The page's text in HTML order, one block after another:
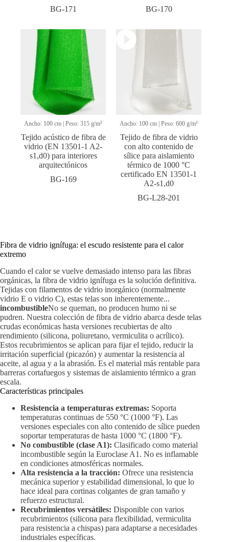
BG-171
BG-170
Ancho: 100 cm | Peso: 315 g/m²
Tejido acústico de fibra de
vidrio (EN 13501-1 A2-
s1,d0) para interiores
arquitectónicos
BG-169
Ancho: 100 cm | Peso: 600 g/m²
Tejido de fibra de vidrio
con alto contenido de
sílice para aislamiento
térmico de 1000 °C
certificado EN 13501-1
A2-s1,d0
BG-L28-201
Fibra de vidrio ignífuga: el escudo resistente para el calor
extremo
Cuando el calor se vuelve demasiado intenso para las fibras
orgánicas, la fibra de vidrio ignífuga es la solución definitiva.
Tejidas con filamentos de vidrio inorgánico (normalmente
vidrio E o vidrio C), estas telas son inherentemente...
incombustibleNo se queman, no producen humo ni se
pudren. Nuestra colección de fibra de vidrio abarca desde telas
crudas económicas hasta versiones recubiertas de alto
rendimiento (silicona, poliuretano, vermiculita o acrílico).
Estos recubrimientos se aplican para fijar el tejido, reducir la
irritación superficial (picazón) y aumentar la resistencia al
aceite, al agua y a la abrasión. Es el material más rentable para
barreras cortafuegos y sistemas de aislamiento térmico a gran
escala.
Características principales
Resistencia a temperaturas extremas: Soporta
temperaturas continuas de 550 °C (1000 °F). Las
versiones especiales con alto contenido de sílice pueden
soportar temperaturas de hasta 1000 °C (1800 °F).
No combustible (clase A1): Clasificado como material
incombustible según la Euroclase A1. No es inflamable
en condiciones atmosféricas normales.
Alta resistencia a la tracción: Ofrece una resistencia
mecánica superior y estabilidad dimensional, lo que lo
hace ideal para cortinas colgantes de gran tamaño y
refuerzo estructural.
Recubrimientos versátiles: Disponible con varios
recubrimientos (silicona para flexibilidad, vermiculita
para resistencia a chispas) para adaptarse a necesidades
industriales específicas.